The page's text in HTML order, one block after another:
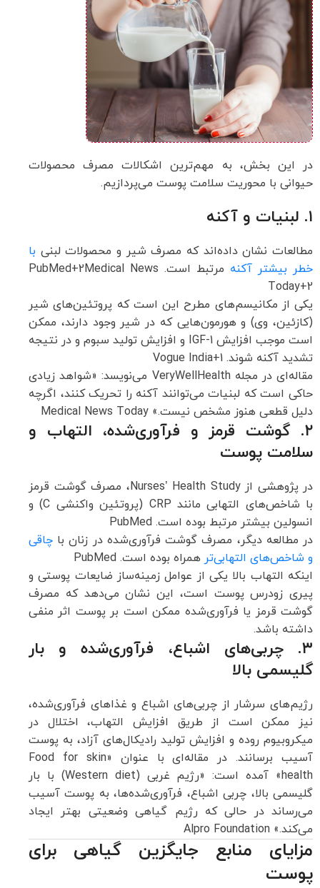
در این بخش، به مهم‌ترین اشکالات مصرف محصولات
حیوانی با محوریت سلامت پوست می‌پردازیم.
۱. لبنیات و آکنه
مطالعات نشان داده‌اند که مصرف شیر و محصولات لبنی با
خطر بیشتر آکنه مرتبط است. PubMed+2Medical News
Today+2
یکی از مکانیسم‌های مطرح این است که پروتئین‌های شیر
(کازئین، وی) و هورمون‌هایی که در شیر وجود دارند، ممکن
است موجب افزایش IGF-1 و افزایش تولید سبوم و در نتیجه
تشدید آکنه شوند.
Vogue India+1
مقاله‌ای در مجله VeryWellHealth می‌نویسد: «شواهد زیادی
حاکی است که لبنیات می‌توانند آکنه را تحریک کنند، اگرچه
دلیل قطعی هنوز مشخص نیست.» Medical News Today
۲. گوشت قرمز و فرآوری‌شده، التهاب و
سلامت پوست
در پژوهشی از Nurses’ Health Study، مصرف گوشت قرمز
با شاخص‌های التهابی مانند CRP (پروتئین واکنشی C) و
انسولین بیشتر مرتبط بوده است. PubMed
در مطالعه دیگر، مصرف گوشت فرآوری‌شده در زنان با چاقی
و شاخص‌های التهابی‌تر همراه بوده است. PubMed
اینکه التهاب بالا یکی از عوامل زمینه‌ساز ضایعات پوستی و
پیری زودرس پوست است، این نشان می‌دهد که مصرف
گوشت قرمز یا فرآوری‌شده ممکن است بر پوست اثر منفی
داشته باشد.
۳. چربی‌های اشباع، فرآوری‌شده و بار
گلیسمی بالا
رژیم‌های سرشار از چربی‌های اشباع و غذاهای فرآوری‌شده،
نیز ممکن است از طریق افزایش التهاب، اختلال در
میکروبیوم روده و افزایش تولید رادیکال‌های آزاد، به پوست
آسیب برسانند. در مقاله‌ای با عنوان «Food for skin
health» آمده است: «رژیم غربی (Western diet) با بار
گلیسمی بالا، چربی اشباع، فرآوری‌شده‌ها، به پوست آسیب
می‌رساند در حالی که رژیم گیاهی وضعیتی بهتر ایجاد
می‌کند.» Alpro Foundation
مزایای منابع جایگزین گیاهی برای
پوست